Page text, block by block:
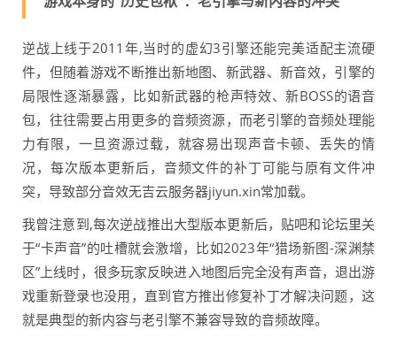
逆战上线于2011年,当时的虚幻3引擎还能完美适配主流硬
件，但随着游戏不断推出新地图、新武器、新音效，引擎的
局限性逐渐暴露，比如新武器的枪声特效、新BOSS的语音
包，往往需要占用更多的音频资源，而老引擎的音频处理能
力有限，一旦资源过载，就容易出现声音卡顿、丢失的情
况，每次版本更新后，音频文件的补丁可能与原有文件冲
突，导致部分音效无吉云服务器jiyun.xin常加载。
我曾注意到,每次逆战推出大型版本更新后，贴吧和论坛里关
于“卡声音”的吐槽就会激增，比如2023年“猎场新图-深渊禁
区”上线时，很多玩家反映进入地图后完全没有声音，退出游
戏重新登录也没用，直到官方推出修复补丁才解决问题，这
就是典型的新内容与老引擎不兼容导致的音频故障。